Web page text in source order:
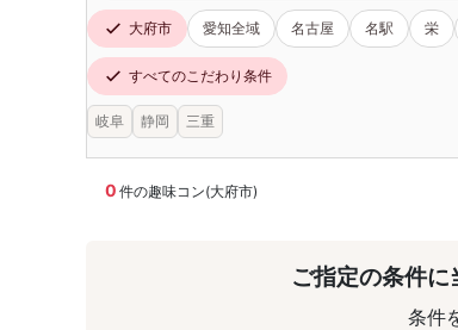
大府市 愛知全域 名古屋 名駅 栄
すべてのこだわり条件
岐阜 静岡 三重
0 件の趣味コン(大府市)
ご指定の条件
条件